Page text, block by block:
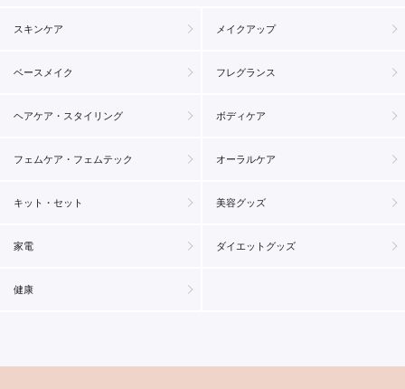
スキンケア メイクアップ
ベースメイク フレグランス
ヘアケア・スタイリング ボディケア
フェムケア・フェムテック オーラルケア
キット・セット 美容グッズ
家電 ダイエットグッズ
健康